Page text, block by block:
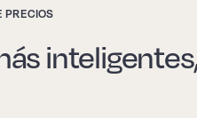
PRECIOS